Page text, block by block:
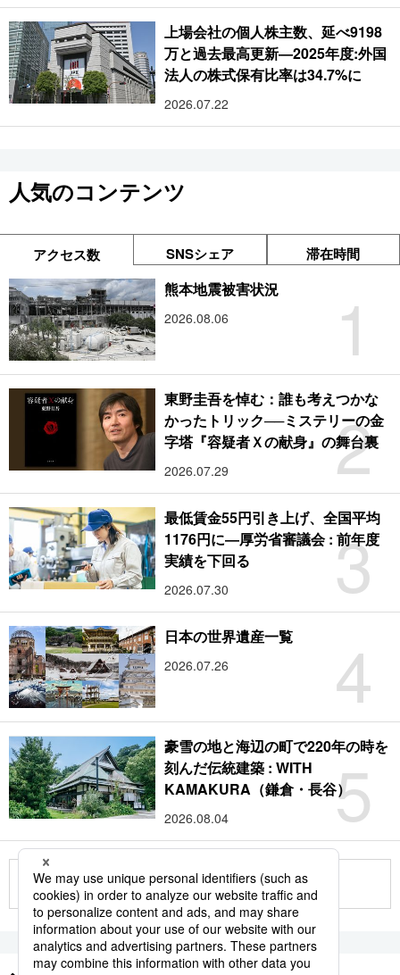
上場会社の個人株主数、延べ9198
万と過去最高更新―2025年度:外国
法人の株式保有比率は34.7%に
2026.07.22
人気のコンテンツ
アクセス数 SNSシェア 滞在時間
1
熊本地震被害状況
2026.08.06
2
東野圭吾を悼む：誰も考えつかな
かったトリック──ミステリーの金
字塔『容疑者Ｘの献身』の舞台裏
2026.07.29
3
最低賃金55円引き上げ、全国平均
1176円に―厚労省審議会 : 前年度
実績を下回る
2026.07.30
4
日本の世界遺産一覧
2026.07.26
5
豪雪の地と海辺の町で220年の時を
刻んだ伝統建築 : WITH
KAMAKURA（鎌倉・長谷）
2026.08.04
もっと見る